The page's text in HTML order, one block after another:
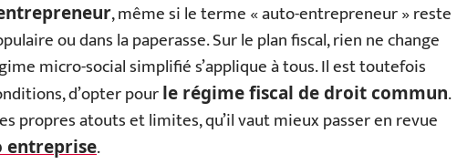
, même si le terme « auto-entrepreneur » reste
ou dans la paperasse. Sur le plan fiscal, rien ne change
micro-social simplifié s’applique à tous. Il est toutefois
d’opter pourle régime fiscal de droit commun.
propres atouts et limites, qu’il vaut mieux passer en revue
entreprise.